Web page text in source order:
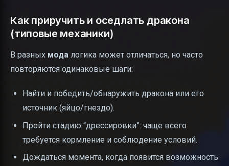
Как приручить и оседлать дракона
(типовые механики)
В разных мода логика может отличаться, но часто
повторяются одинаковые шаги:
Найти и победить/обнаружить дракона или его
источник (яйцо/гнездо).
Пройти стадию “дрессировки”: чаще всего
требуется кормление и соблюдение условий.
Дождаться момента, когда появится возможность